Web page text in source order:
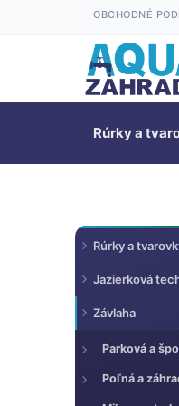
OBCHODNÉ
Rúrky a
B
č
n
ý
p
a
n
Preskočiť
kategórie
K
a
e
g
ó
Rúrky a
Jazierková
Závlaha
Parková a
Poľná a